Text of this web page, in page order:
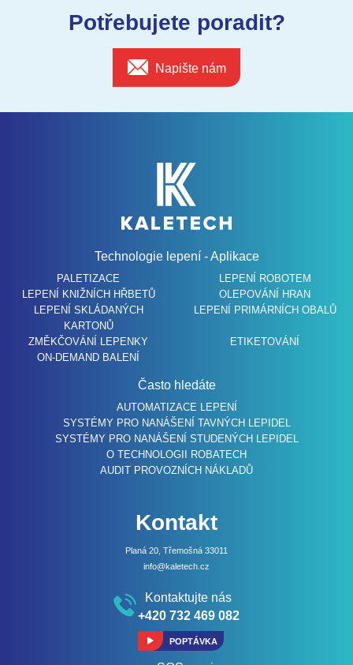
Potřebujete poradit?
Napište nám
Technologie lepení - Aplikace
PALETIZACE
LEPENÍ ROBOTEM
LEPENÍ KNIŽNÍCH HŘBETŮ
OLEPOVÁNÍ HRAN
LEPENÍ SKLÁDANÝCH
KARTONŮ
LEPENÍ PRIMÁRNÍCH OBALŮ
ZMĚKČOVÁNÍ LEPENKY
ETIKETOVÁNÍ
ON-DEMAND BALENÍ
Často hledáte
AUTOMATIZACE LEPENÍ
SYSTÉMY PRO NANÁŠENÍ TAVNÝCH LEPIDEL
SYSTÉMY PRO NANÁŠENÍ STUDENÝCH LEPIDEL
O TECHNOLOGII ROBATECH
AUDIT PROVOZNÍCH NÁKLADŮ
Kontakt
Planá 20, Třemošná 33011
info@kaletech.cz
Kontaktujte nás
+420 732 469 082
POPTÁVKA